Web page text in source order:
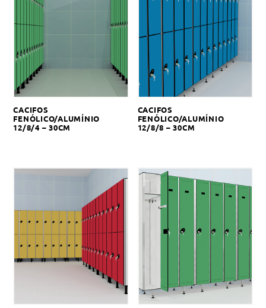
CACIFOS
FENÓLICO/ALUMÍNIO
12/8/4 – 30CM
CACIFOS
FENÓLICO/ALUMÍNIO
12/8/8 – 30CM